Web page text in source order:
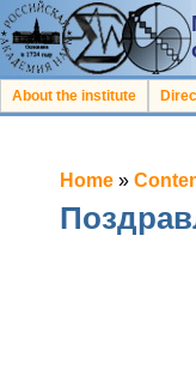
About the institute
Home »